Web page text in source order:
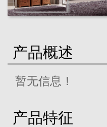
产品概述
暂无信息！
产品特征